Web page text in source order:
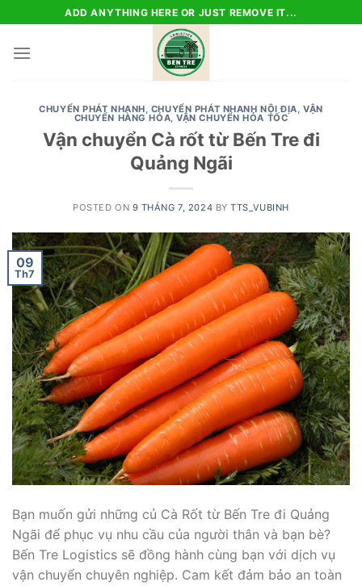
to
content
ADD ANYTHING HERE OR JUST REMOVE IT...
CHUYỂN PHÁT NHANH, CHUYỂN PHÁT NHANH NỘI ĐỊA,VẬN
CHUYỂN HÀNG HÓA,VẬN CHUYỂN HỎA TỐC
Vận chuyển Cà rốt từ Bến Tre đi
Quảng Ngãi
POSTED ON 9 THÁNG 7, 2024 BYTTS_VUBINH
09
Th7
Bạn muốn gửi những củ Cà Rốt từ Bến Tre đi Quảng
Ngãi để phục vụ nhu cầu của người thân và bạn bè?
Bến Tre Logistics sẽ đồng hành cùng bạn với dịch vụ
vận chuyển chuyên nghiệp. Cam kết đảm bảo an toàn